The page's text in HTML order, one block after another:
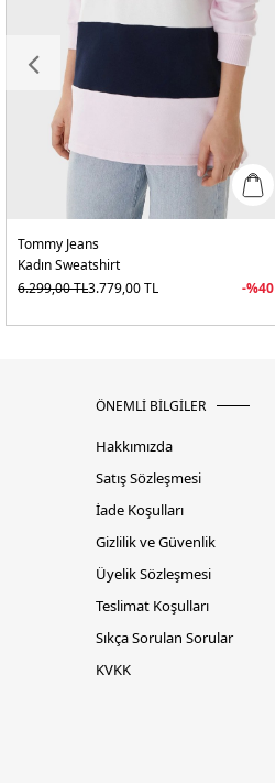
Tommy Jeans
Kadın Sweatshirt
6.299,00TL3.779,00TL -%40
ÖNEMLİ BİLGİLER
Hakkımızda
Satış Sözleşmesi
İade Koşulları
Gizlilik ve Güvenlik
Üyelik Sözleşmesi
Teslimat Koşulları
Sıkça Sorulan Sorular
KVKK